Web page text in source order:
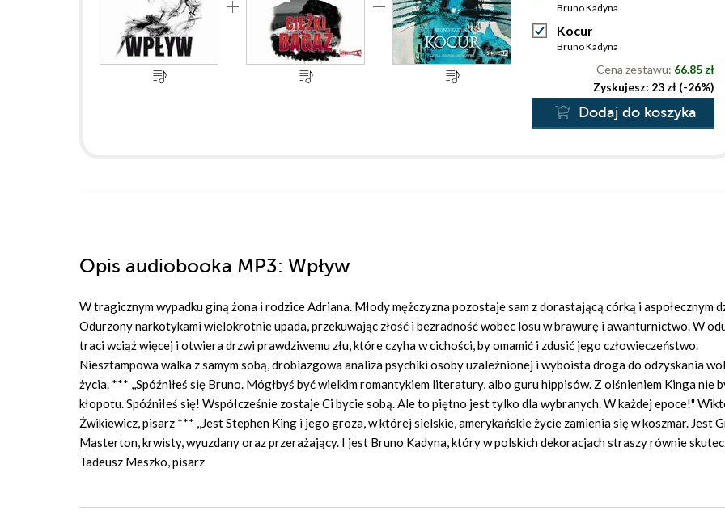
Bruno Kadyna
Kocur
Bruno Kadyna
Cena zestawu: 66.85 zł
Zyskujesz: 23 zł (-26%)
Dodaj do koszyka
Opis audiobooka MP3: Wpływ
W tragicznym wypadku giną żona i rodzice Adriana. Młody mężczyzna pozostaje sam z dorastającą córką i aspołecznym
Odurzony narkotykami wielokrotnie upada, przekuwając złość i bezradność wobec losu w brawurę i awanturnictwo. W
traci wciąż więcej i otwiera drzwi prawdziwemu złu, które czyha w cichości, by omamić i zdusić jego człowieczeństwo.
Niesztampowa walka z samym sobą, drobiazgowa analiza psychiki osoby uzależnionej i wyboista droga do odzyskania
życia. *** ,,Spóźniłeś się Bruno. Mógłbyś być wielkim romantykiem literatury, albo guru hippisów. Z olśnieniem Kinga nie
kłopotu. Spóźniłeś się! Współcześnie zostaje Ci bycie sobą. Ale to piętno jest tylko dla wybranych. W każdej epoce!"
Żwikiewicz, pisarz *** ,,Jest Stephen King i jego groza, w której sielskie, amerykańskie życie zamienia się w koszmar. Jest
Masterton, krwisty, wyuzdany oraz przerażający. I jest Bruno Kadyna, który w polskich dekoracjach straszy równie
Tadeusz Meszko, pisarz